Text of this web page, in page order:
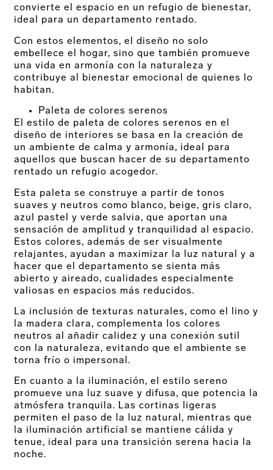
convierte el espacio en un refugio de bienestar,
ideal para un departamento rentado.
Con estos elementos, el diseño no solo
embellece el hogar, sino que también promueve
una vida en armonía con la naturaleza y
contribuye al bienestar emocional de quienes lo
habitan.
Paleta de colores serenos
El estilo de paleta de colores serenos en el
diseño de interiores se basa en la creación de
un ambiente de calma y armonía, ideal para
aquellos que buscan hacer de su departamento
rentado un refugio acogedor.
Esta paleta se construye a partir de tonos
suaves y neutros como blanco, beige, gris claro,
azul pastel y verde salvia, que aportan una
sensación de amplitud y tranquilidad al espacio.
Estos colores, además de ser visualmente
relajantes, ayudan a maximizar la luz natural y a
hacer que el departamento se sienta más
abierto y aireado, cualidades especialmente
valiosas en espacios más reducidos.
La inclusión de texturas naturales, como el lino y
la madera clara, complementa los colores
neutros al añadir calidez y una conexión sutil
con la naturaleza, evitando que el ambiente se
torna frío o impersonal.
En cuanto a la iluminación, el estilo sereno
promueve una luz suave y difusa, que potencia la
atmósfera tranquila. Las cortinas ligeras
permiten el paso de la luz natural, mientras que
la iluminación artificial se mantiene cálida y
tenue, ideal para una transición serena hacia la
noche.